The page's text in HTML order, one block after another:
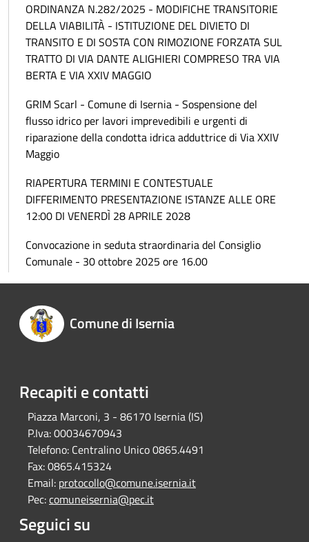
ORDINANZA N.282/2025 - MODIFICHE TRANSITORIE
DELLA VIABILITÀ - ISTITUZIONE DEL DIVIETO DI
TRANSITO E DI SOSTA CON RIMOZIONE FORZATA SUL
TRATTO DI VIA DANTE ALIGHIERI COMPRESO TRA VIA
BERTA E VIA XXIV MAGGIO
GRIM Scarl - Comune di Isernia - Sospensione del
flusso idrico per lavori imprevedibili e urgenti di
riparazione della condotta idrica adduttrice di Via XXIV
Maggio
RIAPERTURA TERMINI E CONTESTUALE
DIFFERIMENTO PRESENTAZIONE ISTANZE ALLE ORE
12:00 DI VENERDÌ 28 APRILE 2028
Convocazione in seduta straordinaria del Consiglio
Comunale - 30 ottobre 2025 ore 16.00
Comune di Isernia
Recapiti e contatti
Piazza Marconi, 3 - 86170 Isernia (IS)
P.Iva:00034670943
Telefono: Centralino Unico 0865.4491
Fax:0865.415324
Email: protocollo@comune.isernia.it
Pec:comuneisernia@pec.it
Seguici su